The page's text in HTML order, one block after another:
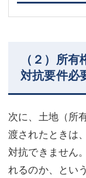
（２）所
対抗要件必
次に、土地（所
渡されたときは
対抗できません
れるのか、とい